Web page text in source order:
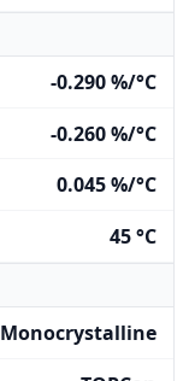
-0.290 %/°C
-0.260 %/°C
0.045 %/°C
45 °C
Monocrystalline